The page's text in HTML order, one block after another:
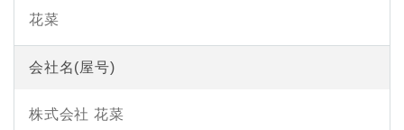
花菜
会社名(屋号)
株式会社 花菜